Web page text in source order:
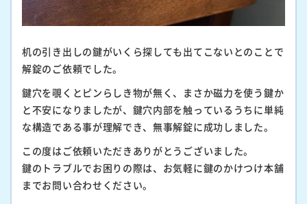
机の引き出しの鍵がいくら探しても出てこないとのことで
解錠のご依頼でした。
鍵穴を覗くとピンらしき物が無く、まさか磁力を使う鍵か
と不安になりましたが、鍵穴内部を触っているうちに単純
な構造である事が理解でき、無事解錠に成功しました。
この度はご依頼いただきありがとうございました。
鍵のトラブルでお困りの際は、お気軽に鍵のかけつけ本舗
までお問い合わせください。